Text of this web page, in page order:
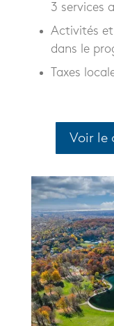
3 services
Activités et
dans le
Taxes
Voir le